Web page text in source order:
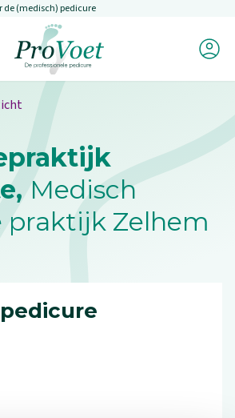
inhoud gaan
de (medisch) pedicure
Ga naar de homepagina
Mijn
Medisch
praktijk Zelhem